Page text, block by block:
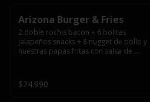
Arizona Burger & Fries
2 doble rochis bacon + 6 bolitas
jalapeños snacks + 8 nugget de pollo y
nuestras papas fritas con salsa de
$24.990